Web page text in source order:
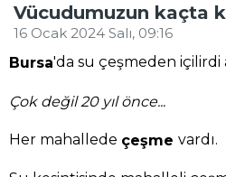
Vücudumuzun kaçta
16 Ocak 2024 Salı, 09:16
Bursa'da su çeşmeden içilirdi
Çok değil 20 yıl önce...
Her mahallede çeşme vardı.